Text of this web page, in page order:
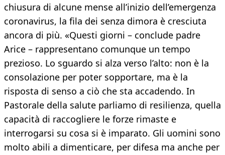
chiusura di alcune mense all’inizio dell’emergenza
coronavirus, la fila dei senza dimora è cresciuta
ancora di più. «Questi giorni – conclude padre
Arice – rappresentano comunque un tempo
prezioso. Lo sguardo si alza verso l’alto: non è la
consolazione per poter sopportare, ma è la
risposta di senso a ciò che sta accadendo. In
Pastorale della salute parliamo di resilienza, quella
capacità di raccogliere le forze rimaste e
interrogarsi su cosa si è imparato. Gli uomini sono
molto abili a dimenticare, per difesa ma anche per